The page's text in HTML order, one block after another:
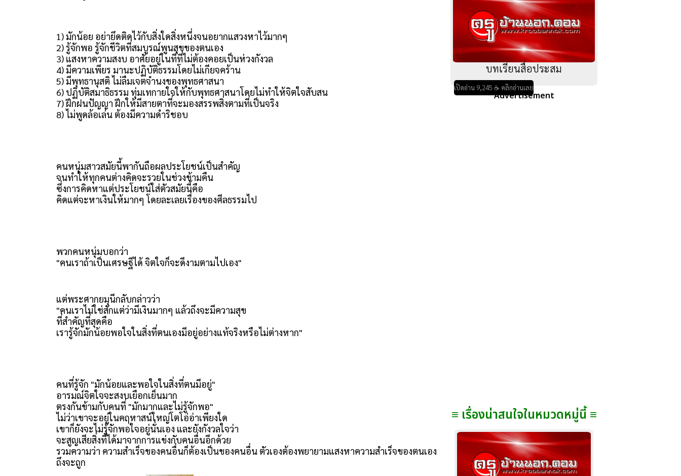
1) มักน้อย อย่ายึดติดไว้กับสิ่งใดสิ่งหนึ่งจนอยากแสวงหาไว้มากๆ
2) รู้จักพอ รู้จักชีวิตที่สมบูรณ์พูนสุขของตนเอง
3) แสงหาความสงบ อาศัยอยู่ในที่ที่ไม่ต้องคอยเป็นห่วงกังวล
4) มีความเพียร มานะปฏิบัติธรรมโดยไม่เกียจคร้าน
5) มีพุทธานุสติ ไม่ลืมเจตจำนงของพุทธศาสนา
6) ปฏิบัติสมาธิธรรม ทุ่มเทกายใจให้กับพุทธศาสนาโดยไม่ทำให้จิตใจสับสน
7) ฝึกฝนปัญญา ฝึกให้มีสายตาที่จะมองสรรพสิ่งตามที่เป็นจริง
8) ไม่พูดล้อเล่น ต้องมีความดำริชอบ
คนหนุ่มสาวสมัยนี้พากันถือผลประโยชน์เป็นสำคัญ
จนทำให้ทุกคนต่างคิดจะรวยในช่วงข้ามคืน
ซึ่งการคิดหาแต่ประโยชน์ใส่ตัวสมัยนี้คือ
คิดแต่จะหาเงินให้มากๆ โดยละเลยเรื่องของศีลธรรมไป
พวกคนหนุ่มบอกว่า
"คนเราถ้าเป็นเศรษฐีได้ จิตใจก็จะดีงามตามไปเอง"
แต่พระศากยมุนีกลับกล่าวว่า
"คนเราไม่ใช่สักแต่ว่ามีเงินมากๆ แล้วถึงจะมีความสุข
ที่สำคัญที่สุดคือ
เรารู้จักมักน้อยพอใจในสิ่งที่ตนเองมีอยู่อย่างแท้จริงหรือไม่ต่างหาก"
คนที่รู้จัก "มักน้อยและพอใจในสิ่งที่ตนมีอยู่"
อารมณ์จิตใจจะสงบเยือกเย็นมาก
ตรงกันข้ามกับคนที่ "มักมากและไม่รู้จักพอ"
ไม่ว่าเขาจะอยู่ในคฤหาสน์ใหญ่โตโอ่อ่าเพียงใด
เขาก็ยังจะไม่รู้จักพอใจอยู่นั่นเอง และยังกังวลใจว่า
จะสูญเสียสิ่งที่ได้มาจากการแข่งกับคนอื่นอีกด้วย
รวมความว่า ความสำเร็จของคนอื่นก็ต้องเป็นของคนอื่น ตัวเองต้องพยายามแสงหาความสำเร็จของตนเอง
ถึงจะถูก
บทเรียนสื่อประสม
เปิดอ่าน 9,245 ☕ คลิกอ่านเลย
Advertisement
≡ เรื่องน่าสนใจในหมวดหมู่นี้ ≡